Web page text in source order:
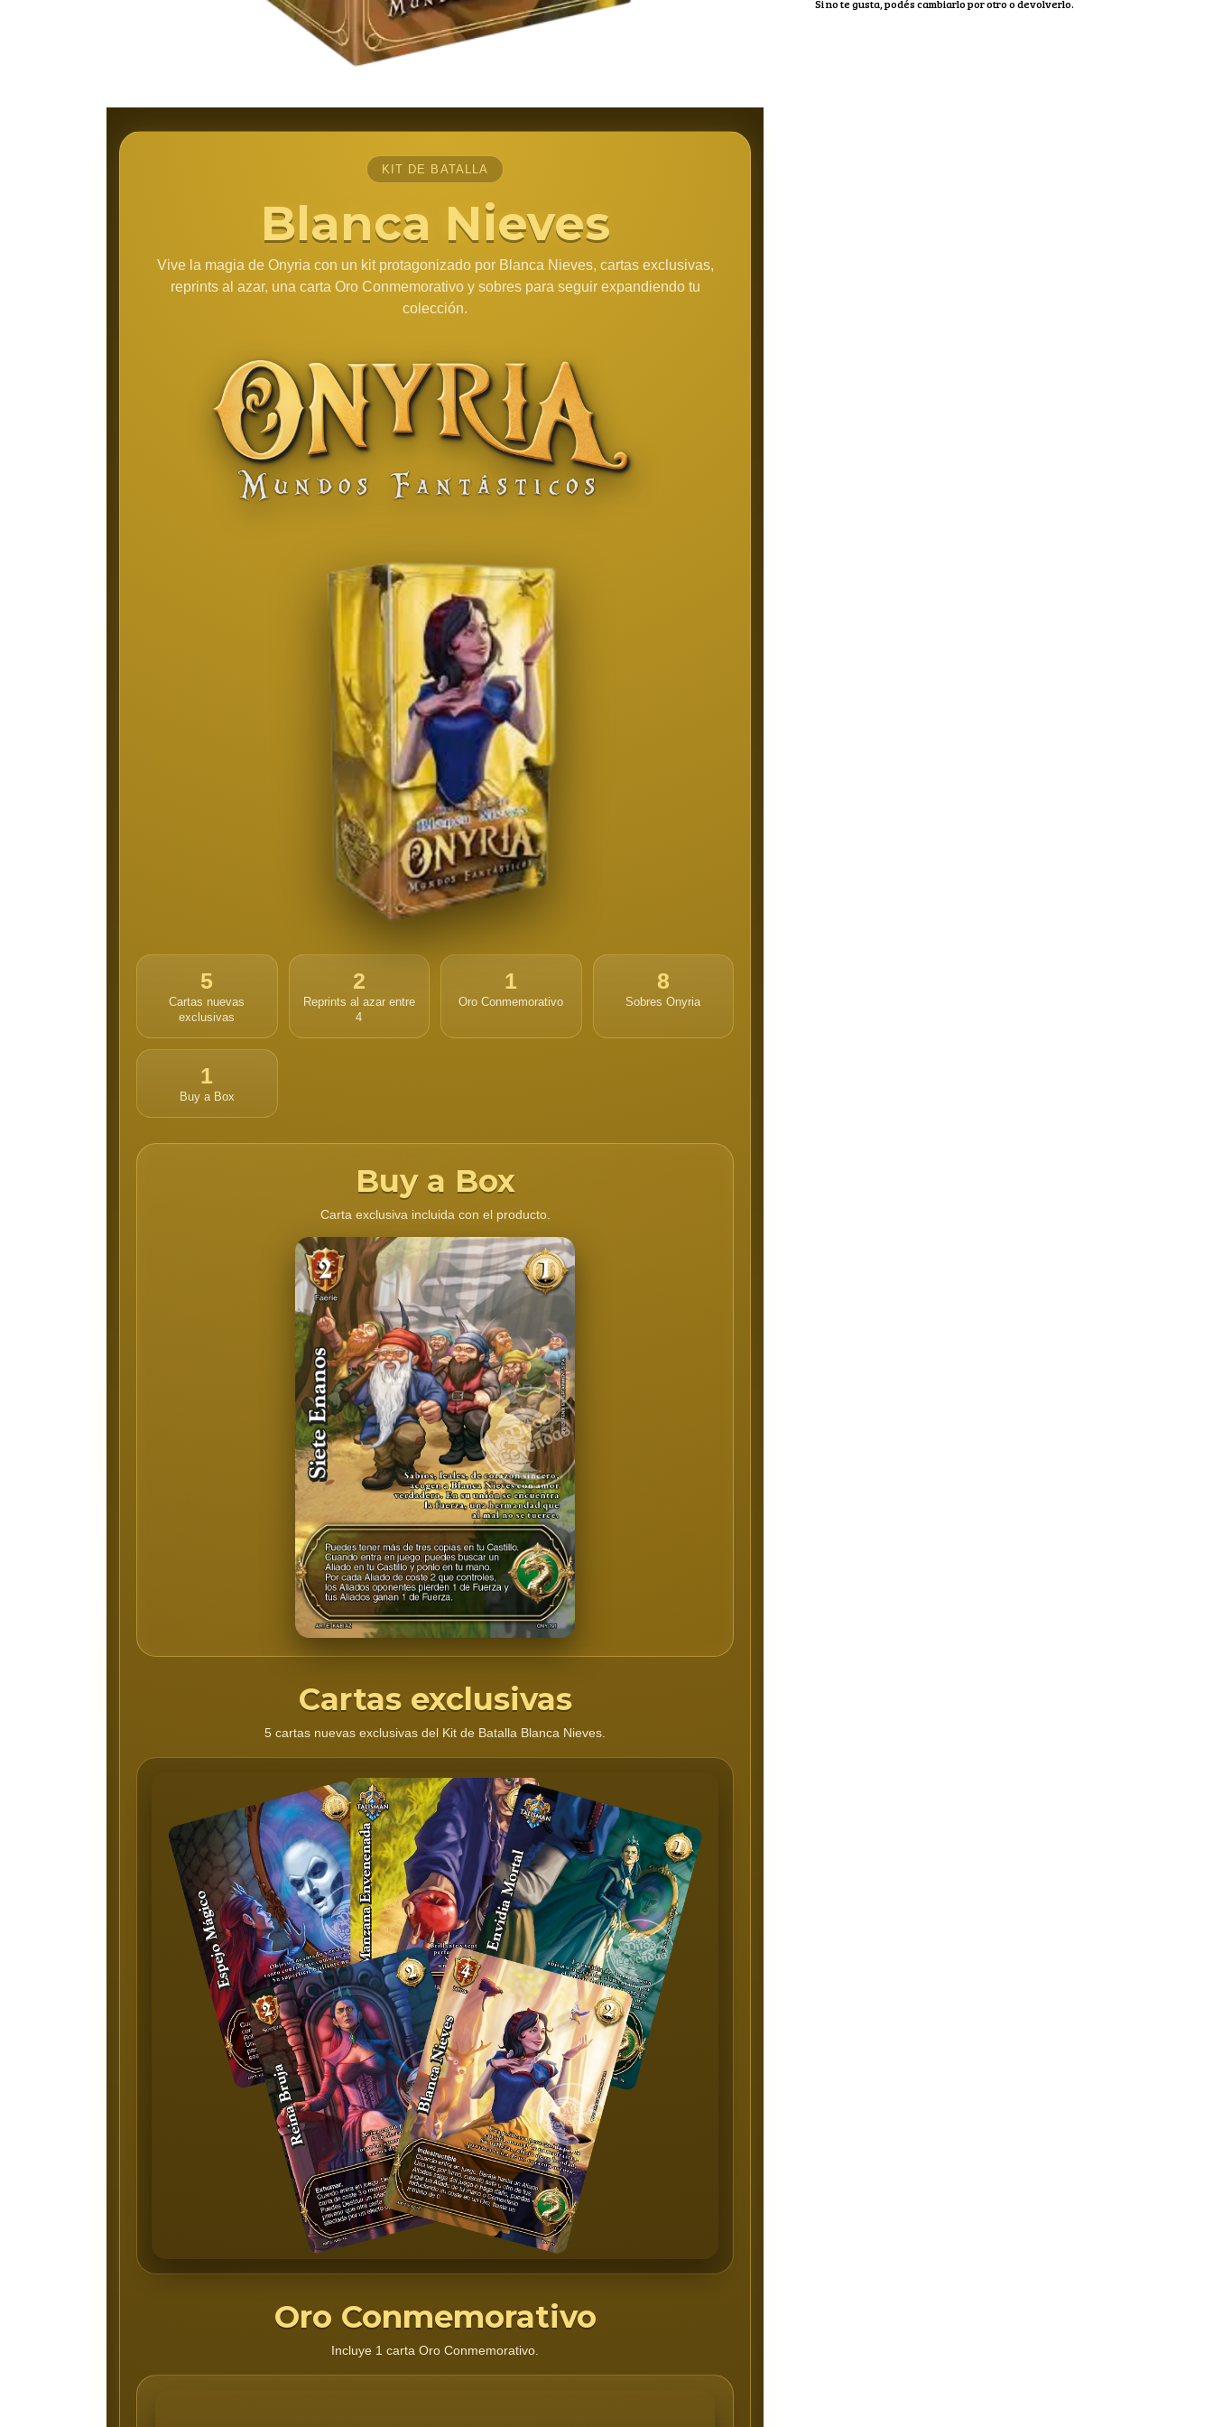
KIT DE BATALLA
Blanca Nieves
Vive la magia de Onyria con un kit protagonizado por Blanca Nieves, cartas exclusivas,
reprints al azar, una carta Oro Conmemorativo y sobres para seguir expandiendo tu
colección.
5
Cartas nuevas
exclusivas
2
Reprints al azar entre
4
1
Oro Conmemorativo
8
Sobres Onyria
1
Buy a Box
Buy a Box
Carta exclusiva incluida con el producto.
Cartas exclusivas
5 cartas nuevas exclusivas del Kit de Batalla Blanca Nieves.
Oro Conmemorativo
Incluye 1 carta Oro Conmemorativo.
Si no te gusta, podés cambiarlo por otro o devolverlo.